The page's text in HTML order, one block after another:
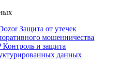
Защита от утечек
мошенничества
Контроль и защита
данных